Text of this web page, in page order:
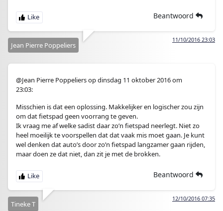
Beantwoord
11/10/2016 23:03
Jean Pierre Poppeliers
@Jean Pierre Poppeliers op dinsdag 11 oktober 2016 om
23:03:
Misschien is dat een oplossing. Makkelijker en logischer zou zijn
om dat fietspad geen voorrang te geven.
Ik vraag me af welke sadist daar zo’n fietspad neerlegt. Niet zo
heel moeilijk te voorspellen dat dat vaak mis moet gaan. Je kunt
wel denken dat auto’s door zo’n fietspad langzamer gaan rijden,
maar doen ze dat niet, dan zit je met de brokken.
Beantwoord
12/10/2016 07:35
Tineke T